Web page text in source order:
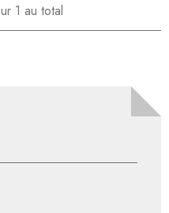
1 au total